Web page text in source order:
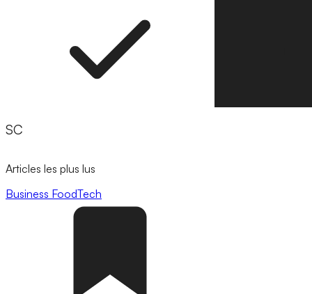
SC
Articles les plus lus
Business FoodTech